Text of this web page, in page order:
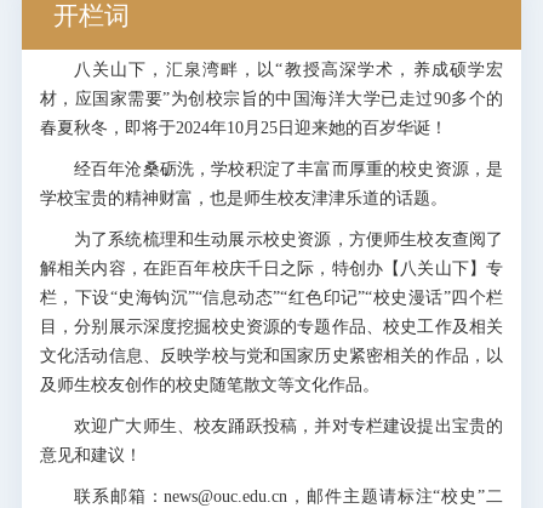
海洋大学申报、中国工程院院士管华诗
领衔完成的发明项目“海洋特征寡糖的制
备技术(糖库构建)与应用开发”，该项目
构建了国内...
开栏词
八关山下，汇泉湾畔，以“教授高深学术，养成硕学宏
材，应国家需要”为创校宗旨的中国海洋大学已走过90多个的
春夏秋冬，即将于2024年10月25日迎来她的百岁华诞！
经百年沧桑砺洗，学校积淀了丰富而厚重的校史资源，是
学校宝贵的精神财富，也是师生校友津津乐道的话题。
为了系统梳理和生动展示校史资源，方便师生校友查阅了
解相关内容，在距百年校庆千日之际，特创办【八关山下】专
栏，下设“史海钩沉”“信息动态”“红色印记”“校史漫话”四个栏
目，分别展示深度挖掘校史资源的专题作品、校史工作及相关
文化活动信息、反映学校与党和国家历史紧密相关的作品，以
及师生校友创作的校史随笔散文等文化作品。
欢迎广大师生、校友踊跃投稿，并对专栏建设提出宝贵的
意见和建议！
联系邮箱：news@ouc.edu.cn，邮件主题请标注“校史”二